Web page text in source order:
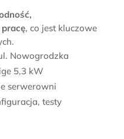
, co jest kluczowe
Nowogrodzka
5,3 kW
serwerowni
testy